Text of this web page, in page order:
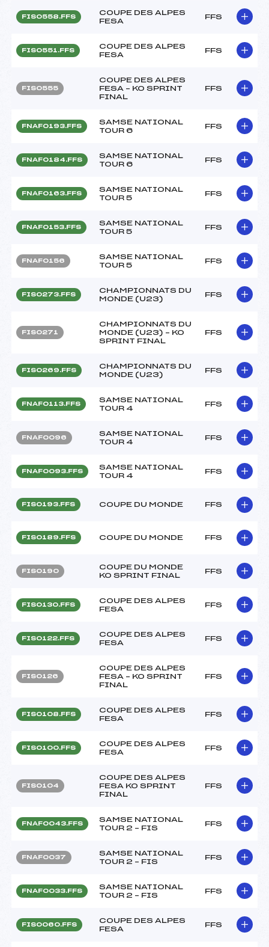
FIS0558.FFS
COUPE DES ALPES
FESA
FFS
FIS0551.FFS
COUPE DES ALPES
FESA
FFS
FIS0555
COUPE DES ALPES
FESA – KO SPRINT
FINAL
FFS
FNAF0193.FFS
SAMSE NATIONAL
TOUR 6
FFS
FNAF0184.FFS
SAMSE NATIONAL
TOUR 6
FFS
FNAF0163.FFS
SAMSE NATIONAL
TOUR 5
FFS
FNAF0153.FFS
SAMSE NATIONAL
TOUR 5
FFS
FNAF0156
SAMSE NATIONAL
TOUR 5
FFS
FIS0273.FFS
CHAMPIONNATS DU
MONDE (U23)
FFS
FIS0271
CHAMPIONNATS DU
MONDE (U23) – KO
SPRINT FINAL
FFS
FIS0269.FFS
CHAMPIONNATS DU
MONDE (U23)
FFS
FNAF0113.FFS
SAMSE NATIONAL
TOUR 4
FFS
FNAF0096
SAMSE NATIONAL
TOUR 4
FFS
FNAF0093.FFS
SAMSE NATIONAL
TOUR 4
FFS
FIS0193.FFS COUPE DU MONDE FFS
FIS0189.FFS COUPE DU MONDE FFS
FIS0190
COUPE DU MONDE
KO SPRINT FINAL
FFS
FIS0130.FFS
COUPE DES ALPES
FESA
FFS
FIS0122.FFS
COUPE DES ALPES
FESA
FFS
FIS0126
COUPE DES ALPES
FESA – KO SPRINT
FINAL
FFS
FIS0108.FFS
COUPE DES ALPES
FESA
FFS
FIS0100.FFS
COUPE DES ALPES
FESA
FFS
FIS0104
COUPE DES ALPES
FESA KO SPRINT
FINAL
FFS
FNAF0043.FFS
SAMSE NATIONAL
TOUR 2 – FIS
FFS
FNAF0037
SAMSE NATIONAL
TOUR 2 – FIS
FFS
FNAF0033.FFS
SAMSE NATIONAL
TOUR 2 – FIS
FFS
FIS0060.FFS
COUPE DES ALPES
FESA
FFS